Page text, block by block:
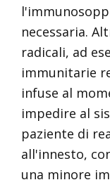
necessaria.
radicali, ad
immunitarie
infuse al
impedire al
paziente di
all'innesto,
una minore